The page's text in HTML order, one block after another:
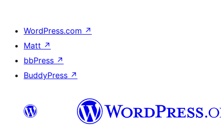
WordPress.com ↗
Matt ↗
bbPress ↗
BuddyPress ↗